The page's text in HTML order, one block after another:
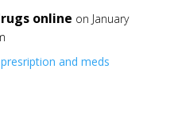
online on January
and meds